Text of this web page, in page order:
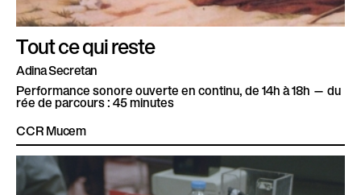
Tout ce qui reste
Adina Secretan
Performance sonore ouverte en continu, de 14h à 18h — du
rée de parcours : 45 minutes
CCR Mucem